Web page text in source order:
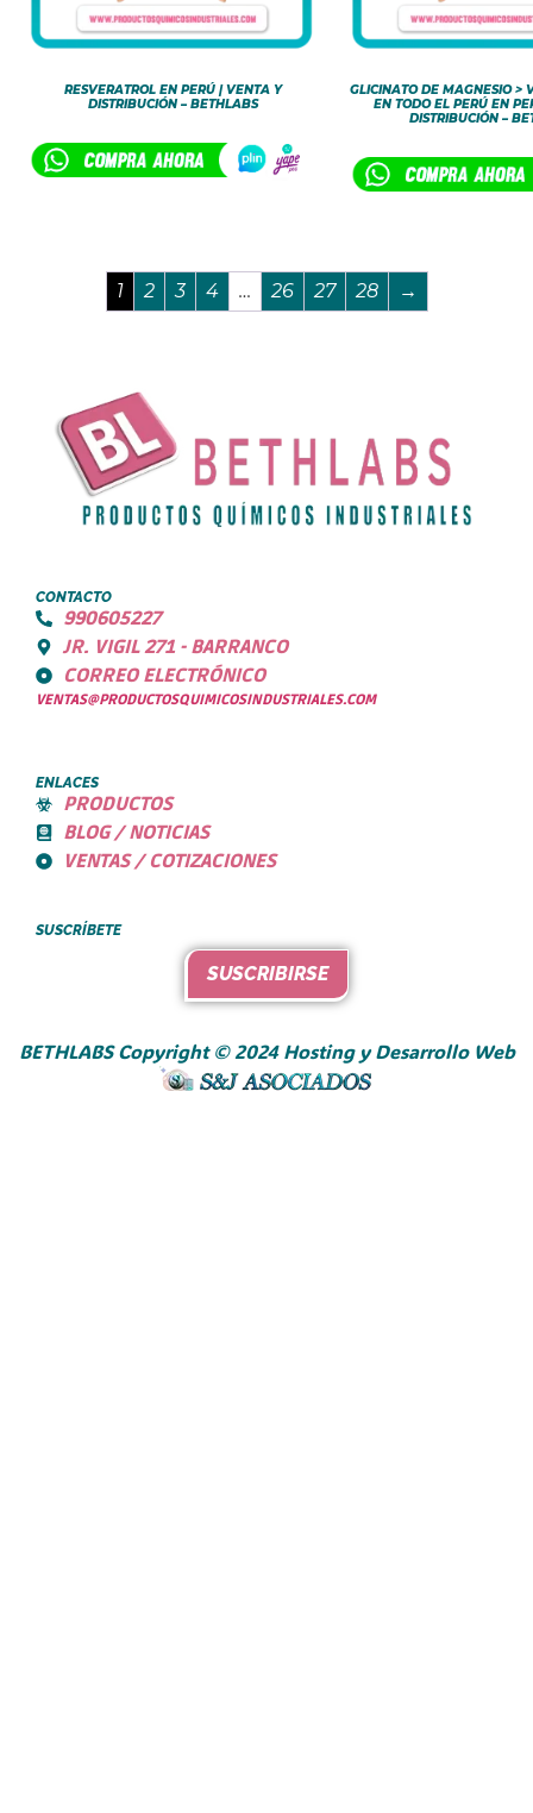
RESVERATROL EN PERÚ | VENTA Y
DISTRIBUCIÓN – BETHLABS
GLICINATO DE MAGNESIO >
EN TODO EL PERÚ EN
DISTRIBUCIÓN –
1 2 3 4 … 26 27 28 →
CONTACTO
990605227
JR. VIGIL 271 - BARRANCO
CORREO ELECTRÓNICO
VENTAS@PRODUCTOSQUIMICOSINDUSTRIALES.COM
ENLACES
PRODUCTOS
BLOG / NOTICIAS
VENTAS / COTIZACIONES
SUSCRÍBETE
SUSCRIBIRSE
BETHLABS Copyright © 2024 Hosting y Desarrollo Web